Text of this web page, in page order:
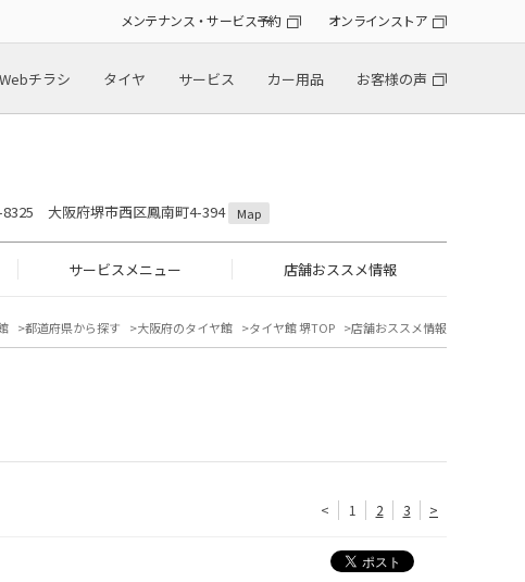
メンテナンス・サービス予約 オンラインストア
Webチラシ タイヤ サービス カー用品 お客様の声
8325 大阪府堺市西区鳳南町4-394 Map
サービスメニュー 店舗おススメ情報
都道府県から探す 大阪府のタイヤ館 タイヤ館 堺TOP 店舗おススメ情報
< 1 2 3 >